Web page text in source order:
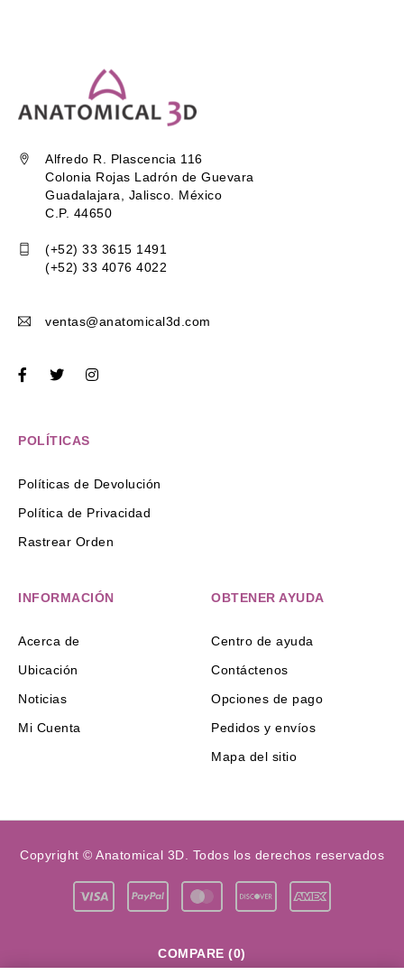
Alfredo R. Plascencia 116
Colonia Rojas Ladrón de Guevara
Guadalajara, Jalisco. México
C.P. 44650
(+52) 33 3615 1491
(+52) 33 4076 4022
ventas@anatomical3d.com
POLÍTICAS
Políticas de Devolución
Política de Privacidad
Rastrear Orden
INFORMACIÓN
Acerca de
Ubicación
Noticias
Mi Cuenta
OBTENER AYUDA
Centro de ayuda
Contáctenos
Opciones de pago
Pedidos y envíos
Mapa del sitio
Copyright © Anatomical 3D. Todos los derechos reservados
COMPARE (0)